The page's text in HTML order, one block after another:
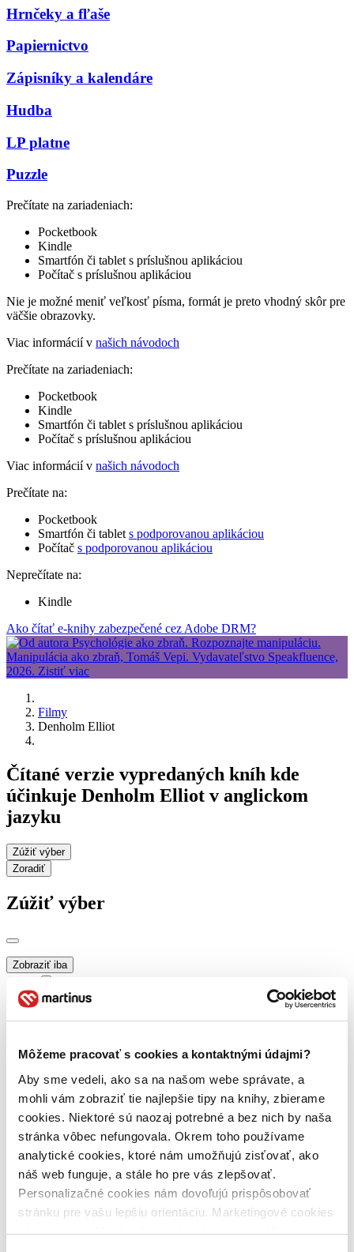
Môžeme pracovať s cookies a kontaktnými údajmi?
Aby sme vedeli, ako sa na našom webe správate, a
mohli vám zobraziť tie najlepšie tipy na knihy, zbierame
cookies. Niektoré sú naozaj potrebné a bez nich by naša
stránka vôbec nefungovala. Okrem toho používame
analytické cookies, ktoré nám umožňujú zisťovať, ako
náš web funguje, a stále ho pre vás zlepšovať.
Personalizačné cookies nám dovoľujú prispôsobovať
stránku pre vašu lepšiu orientáciu. Marketingové cookies
nám zas umožňujú zobrazenie relevantnej reklamy.
Hrnčeky a fľaše
Papiernictvo
Zápisníky a kalendáre
Hudba
LP platne
Puzzle
Prečítate na zariadeniach:
Pocketbook
Kindle
Smartfón či tablet s príslušnou aplikáciou
Počítač s príslušnou aplikáciou
Nie je možné meniť veľkosť písma, formát je preto vhodný skôr pre
väčšie obrazovky.
Viac informácií v našich návodoch
Prečítate na zariadeniach:
Pocketbook
Kindle
Smartfón či tablet s príslušnou aplikáciou
Počítač s príslušnou aplikáciou
Viac informácií v našich návodoch
Prečítate na:
Pocketbook
Smartfón či tablet s podporovanou aplikáciou
Počítač s podporovanou aplikáciou
Neprečítate na:
Kindle
Ako čítať e-knihy zabezpečené cez Adobe DRM?
Filmy
Denholm Elliot
Čítané verzie vypredaných kníh kde
účinkuje Denholm Elliot v anglickom
jazyku
Zúžiť výber
Zoradiť
Zúžiť výber
Zobraziť iba
zľavnené tituly (0 titulov)
Dostupnosť
predpredaj (0 titulov)predpredaj
pripravujeme (0 titulov)
pripravujeme
dostupná (bez vypredaných) (0 titulov)
dostupná (bez
vypredaných)
Nové / čítané
nová (0 titulov) nová
čítaná (0 titulov)
čítaná - výborný stav (0 titulov)čítaná - výborný stav
čítaná - mierne opotrebovaná (0 titulov)čítaná - mierne
opotrebovaná